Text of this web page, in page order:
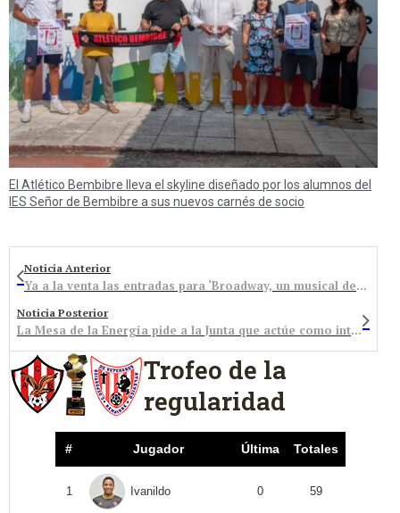
El Atlético Bembibre lleva el skyline diseñado por los alumnos del
IES Señor de Bembibre a sus nuevos carnés de socio
Noticia Anterior
Ya a la venta las entradas para ‘Broadway, un musical de cine’
Noticia Posterior
La Mesa de la Energía pide a la Junta que actúe como intermediario para evitar el desmantelamiento de Compostilla
Trofeo de la
regularidad
# Jugador Última Totales
1 Ivanildo 0 59